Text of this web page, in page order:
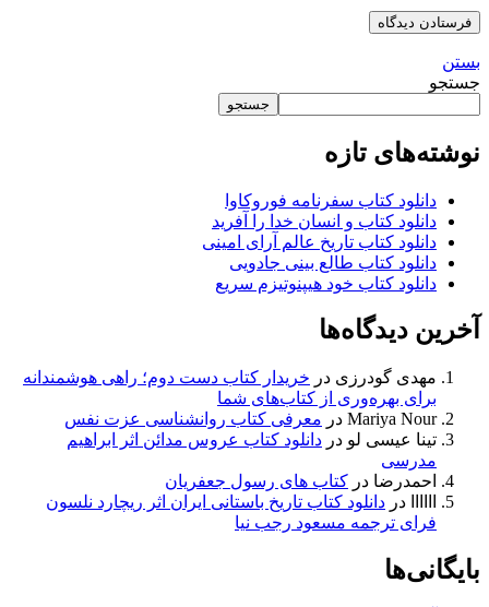
بستن
جستجو
جستجو
نوشته‌های تازه
دانلود کتاب سفرنامه فوروکاوا
دانلود کتاب و انسان خدا را آفرید
دانلود کتاب تاریخ عالم آرای امینی
دانلود کتاب طالع بینی جادویی
دانلود کتاب خود هیپنوتیزم سریع
آخرین دیدگاه‌ها
مهدی گودرزی در خریدار کتاب دست دوم؛ راهی هوشمندانه
برای بهره‌وری از کتاب‌های شما
Mariya Nour در معرفی کتاب روانشناسی عزت نفس
تینا عیسی لو در دانلود کتاب عروس مدائن اثر ابراهیم
مدرسی
احمدرضا در کتاب های رسول جعفریان
در دانلود کتاب تاریخ باستانی ایران اثر ریچارد نلسون
فرای ترجمه مسعود رجب نیا
بایگانی‌ها